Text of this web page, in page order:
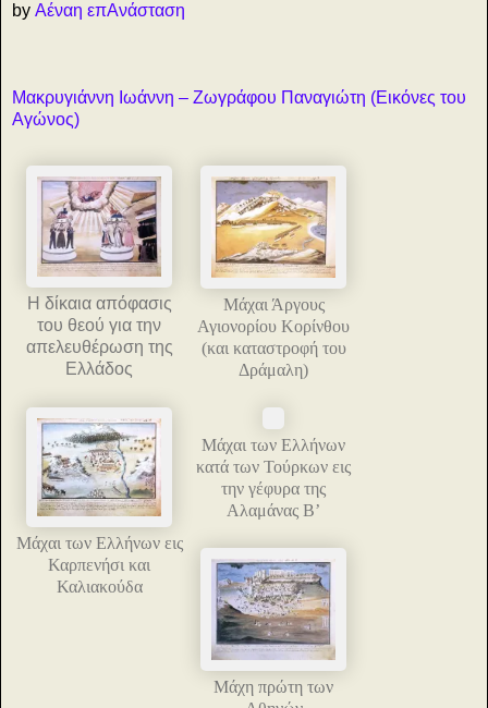
by Αέναη επΑνάσταση
Μακρυγιάννη Ιωάννη – Ζωγράφου Παναγιώτη (Εικόνες του
Αγώνος)
Η δίκαια απόφασις
του θεού για την
απελευθέρωση της
Ελλάδος
Μάχαι Άργους
Αγιονορίου Κορίνθου
(και καταστροφή του
Δράμαλη)
Μάχαι των Ελλήνων εις
Καρπενήσι και
Καλιακούδα
Μάχαι των Ελλήνων
κατά των Τούρκων εις
την γέφυρα της
Αλαμάνας Β’
Μάχη πρώτη των